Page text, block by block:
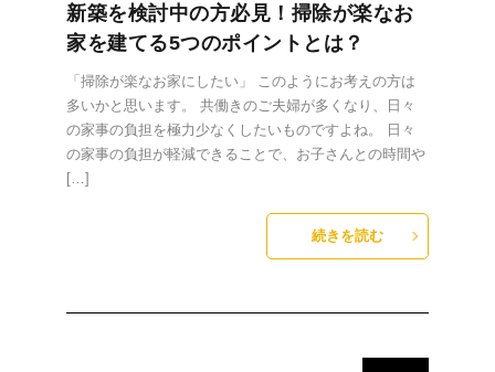
新築を検討中の方必見！掃除が楽なお
家を建てる5つのポイントとは？
「掃除が楽なお家にしたい」 このようにお考えの方は
多いかと思います。 共働きのご夫婦が多くなり、日々
の家事の負担を極力少なくしたいものですよね。 日々
の家事の負担が軽減できることで、お子さんとの時間や
[…]
続きを読む